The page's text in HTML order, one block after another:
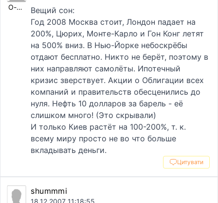
O-des-sit
Вещий сон:
Год 2008 Москва стоит, Лондон падает на
200%, Цюрих, Монте-Карло и Гон Конг летят
на 500% вниз. В Нью-Йорке небоскрёбы
отдают бесплатно. Никто не берёт, поэтому в
них направляют самолёты. Ипотечный
кризис зверствует. Акции о Облигации всех
компаний и правительств обесценились до
нуля. Нефть 10 долларов за барель - её
слишком много! (Это скрывали)
И только Киев растёт на 100-200%, т. к.
всему миру просто не во что больше
вкладывать деньги.
Цитувати
shummmi
18.12.2007 11:18:55